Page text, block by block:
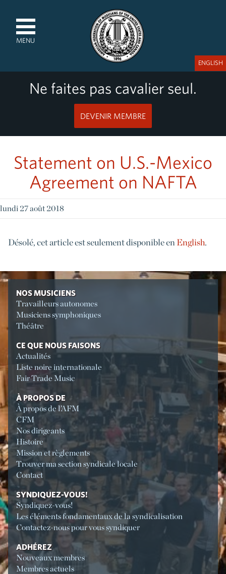
MENU
Ne faites pas cavalier seul.
DEVENIR MEMBRE
ENGLISH
Statement on U.S.-Mexico
Agreement on NAFTA
lundi 27 août 2018
Désolé, cet article est seulement disponible en English.
NOS MUSICIENS
Travailleurs autonomes
Musiciens symphoniques
Théâtre
CE QUE NOUS FAISONS
Actualités
Liste noire internationale
Fair Trade Music
À PROPOS DE
À propos de l’AFM
CFM
Nos dirigeants
Histoire
Mission et règlements
Trouver ma section syndicale locale
Contact
SYNDIQUEZ-VOUS!
Syndiquez-vous!
Les éléments fondamentaux de la syndicalisation
Contactez-nous pour vous syndiquer
ADHÉREZ
Nouveaux membres
Membres actuels